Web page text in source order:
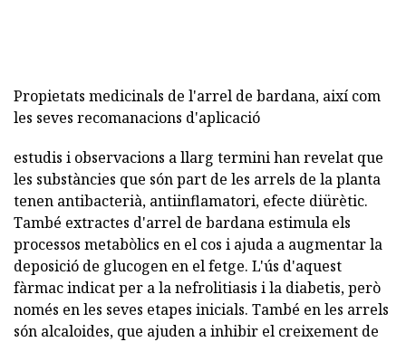
Propietats medicinals de l'arrel de bardana, així com
les seves recomanacions d'aplicació
estudis i observacions a llarg termini han revelat que
les substàncies que són part de les arrels de la planta
tenen antibacterià, antiinflamatori, efecte diürètic.
També extractes d'arrel de bardana estimula els
processos metabòlics en el cos i ajuda a augmentar la
deposició de glucogen en el fetge. L'ús d'aquest
fàrmac indicat per a la nefrolitiasis i la diabetis, però
només en les seves etapes inicials. També en les arrels
són alcaloides, que ajuden a inhibir el creixement de